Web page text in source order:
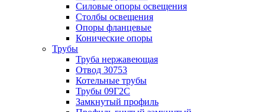
Силовые опоры освещения
Столбы освещения
Опоры фланцевые
Конические опоры
Трубы
Труба нержавеющая
Отвод 30753
Котельные трубы
Трубы 09Г2С
Замкнутый профиль